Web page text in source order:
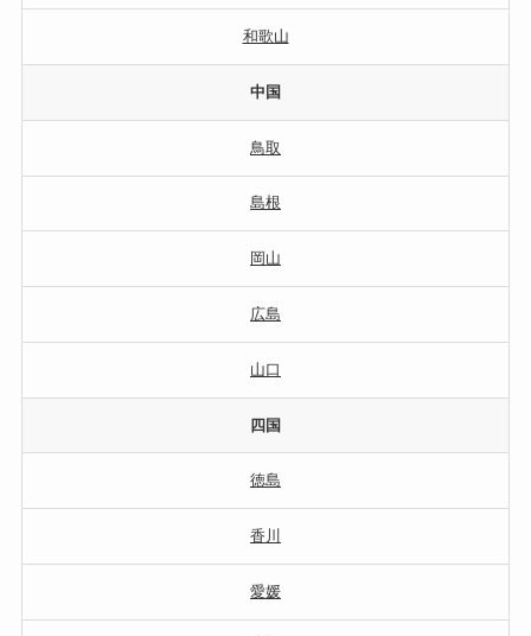
和歌山
中国
鳥取
島根
岡山
広島
山口
四国
徳島
香川
愛媛